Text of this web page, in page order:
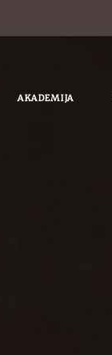
AKADEMIJA